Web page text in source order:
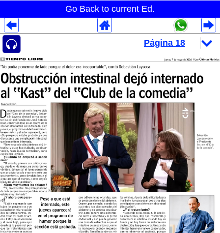
Go Back to current Ed.
Despliegues Analytics
Despliegues Totales
Despliegues por Rubros